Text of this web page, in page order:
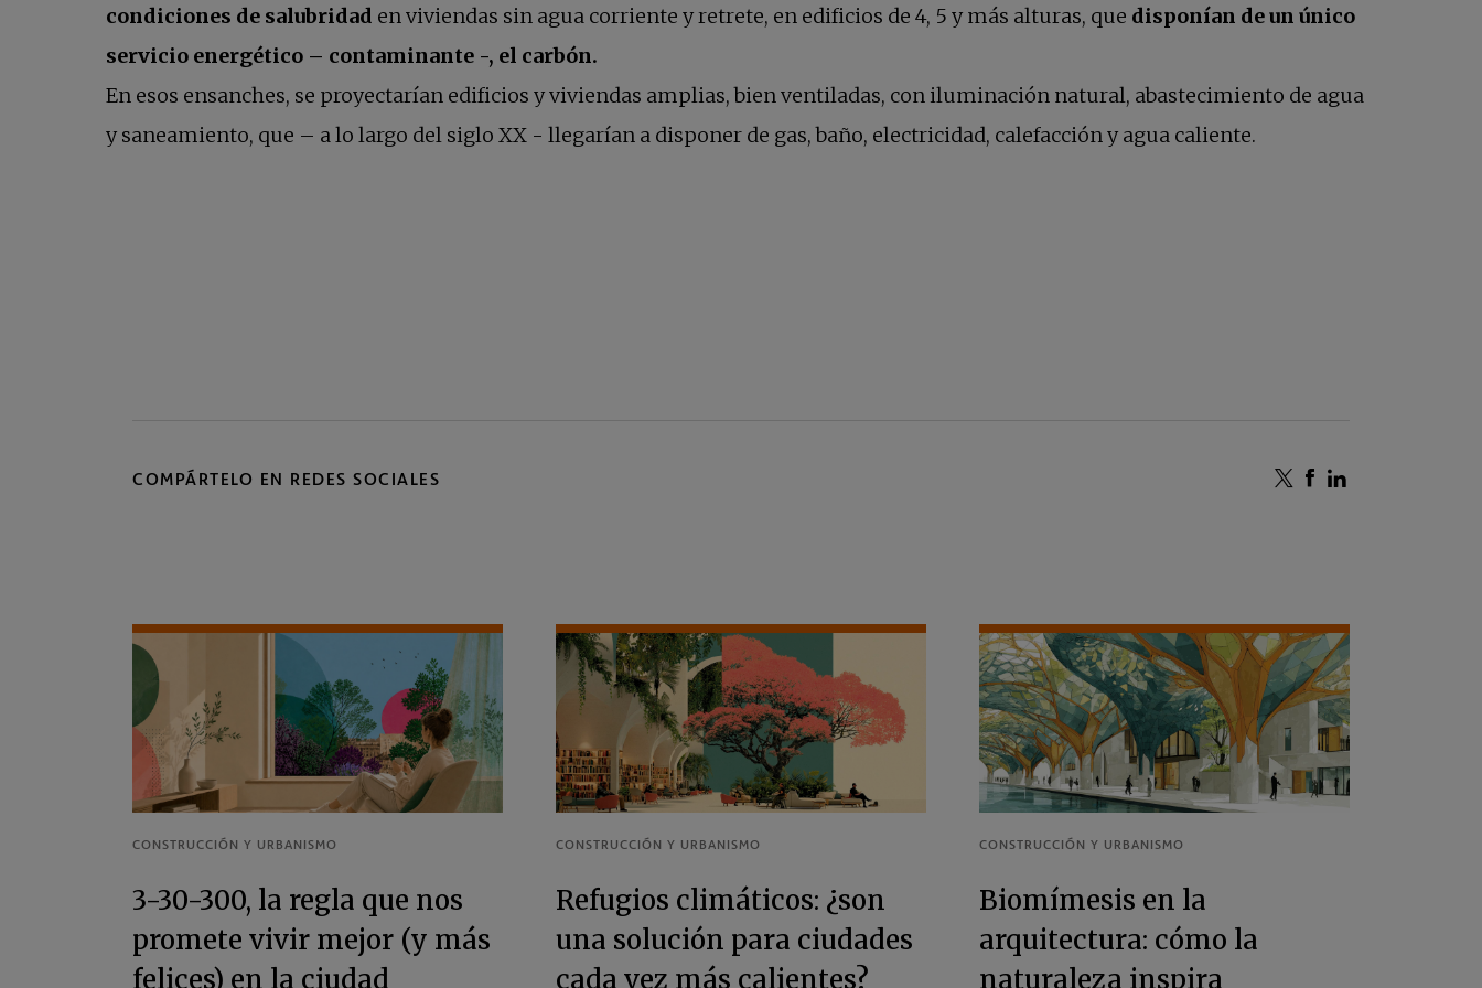
condiciones de salubridad en viviendas sin agua corriente y retrete, en edificios de 4, 5 y más alturas, que disponían de un único
servicio energético – contaminante -, el carbón.
En esos ensanches, se proyectarían edificios y viviendas amplias, bien ventiladas, con iluminación natural, abastecimiento de agua
y saneamiento, que – a lo largo del siglo XX - llegarían a disponer de gas, baño, electricidad, calefacción y agua caliente.